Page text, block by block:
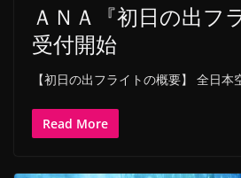
ＡＮＡ『初日の出フ
受付開始
【初日の出フライトの概要】 全日本
Read More